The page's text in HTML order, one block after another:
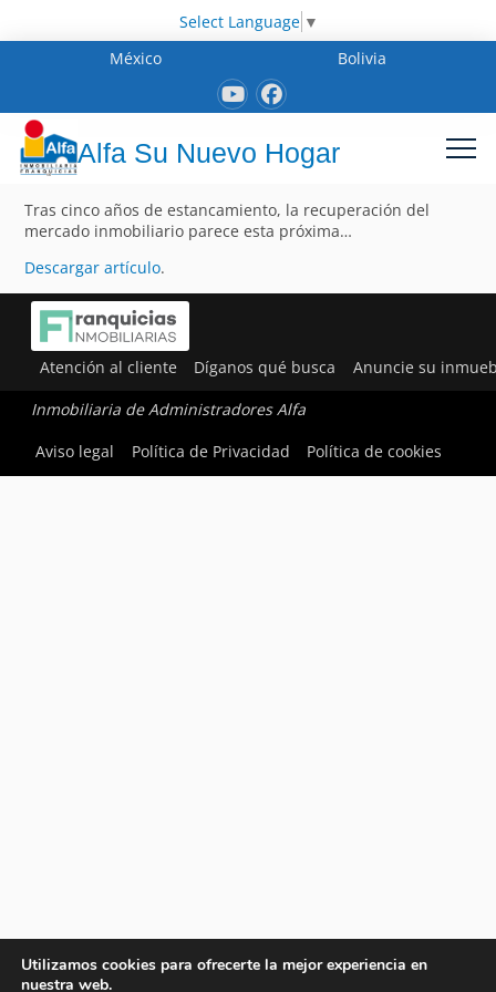
Select Language ▼
México
Bolivia
Alfa Su Nuevo Hogar
Tras cinco años de estancamiento, la recuperación del
mercado inmobiliario parece esta próxima…
Descargar artículo.
Atención al cliente Díganos qué busca Anuncie su
Inmobiliaria de Administradores Alfa
Aviso legal
Política de Privacidad Política de cookies
Utilizamos cookies para ofrecerte la mejor experiencia en
nuestra web.